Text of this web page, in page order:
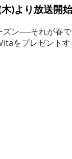
)より放送開始
ズン──それが春
をプレゼント